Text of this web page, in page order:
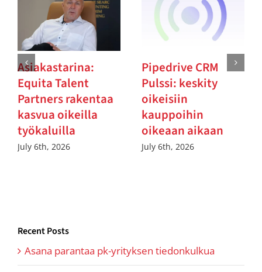
Asiakastarina:
Equita Talent
Partners rakentaa
kasvua oikeilla
työkaluilla
July 6th, 2026
Pipedrive CRM
Pulssi: keskity
oikeisiin
kauppoihin
oikeaan aikaan
July 6th, 2026
Recent Posts
Asana parantaa pk-yrityksen tiedonkulkua